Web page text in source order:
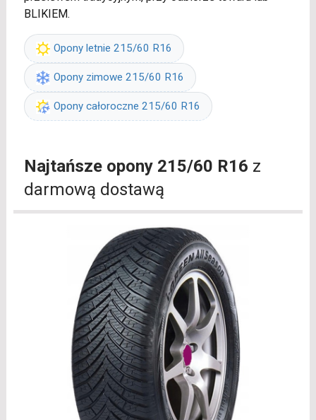
BLIKIEM.
Opony letnie 215/60 R16
Opony zimowe 215/60 R16
Opony całoroczne 215/60 R16
Najtańsze opony 215/60 R16 z
darmową dostawą